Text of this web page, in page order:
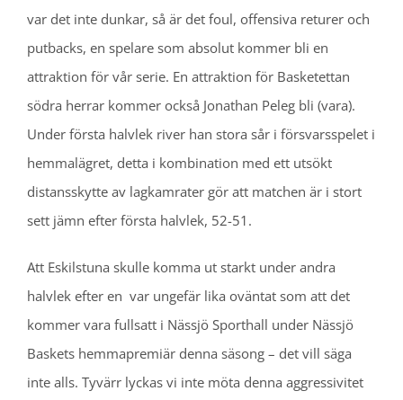
var det inte dunkar, så är det foul, offensiva returer och
putbacks, en spelare som absolut kommer bli en
attraktion för vår serie. En attraktion för Basketettan
södra herrar kommer också Jonathan Peleg bli (vara).
Under första halvlek river han stora sår i försvarsspelet i
hemmalägret, detta i kombination med ett utsökt
distansskytte av lagkamrater gör att matchen är i stort
sett jämn efter första halvlek, 52-51.
Att Eskilstuna skulle komma ut starkt under andra
halvlek efter en var ungefär lika oväntat som att det
kommer vara fullsatt i Nässjö Sporthall under Nässjö
Baskets hemmapremiär denna säsong – det vill säga
inte alls. Tyvärr lyckas vi inte möta denna aggressivitet